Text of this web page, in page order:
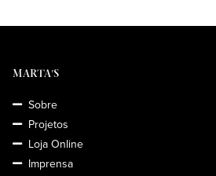
MARTA'S
Sobre
Projetos
Loja Online
Imprensa